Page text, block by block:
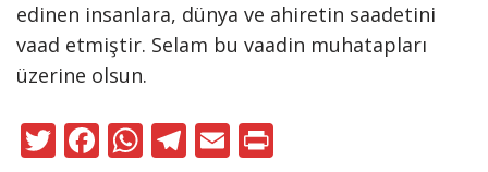
edinen insanlara, dünya ve ahiretin saadetini
vaad etmiştir. Selam bu vaadin muhatapları
üzerine olsun.
T F W T E